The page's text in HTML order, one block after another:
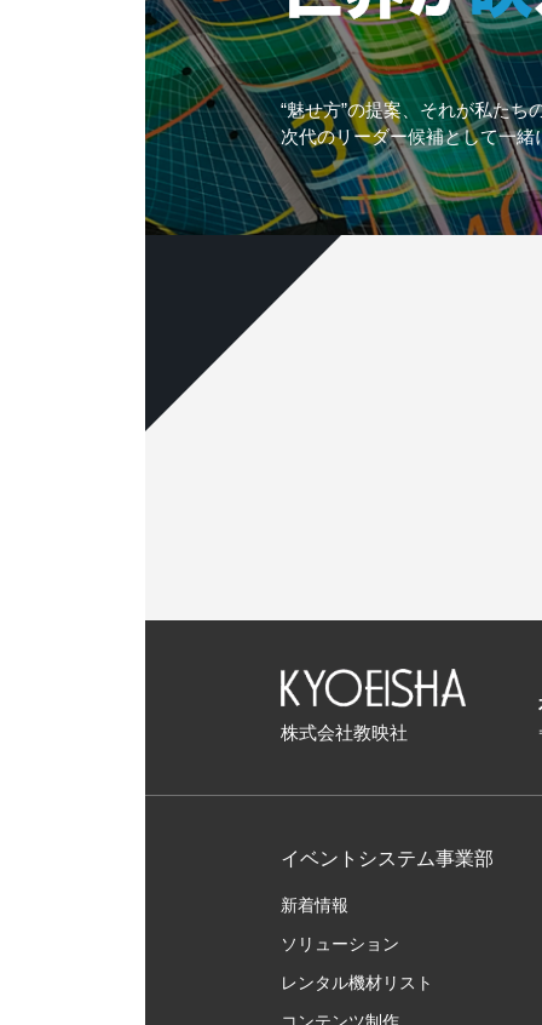
“魅せ方”の提案、それが私たち
次代のリーダー候補として一緒
株式会社教映社
イベントシステム事業部
新着情報
ソリューション
レンタル機材リスト